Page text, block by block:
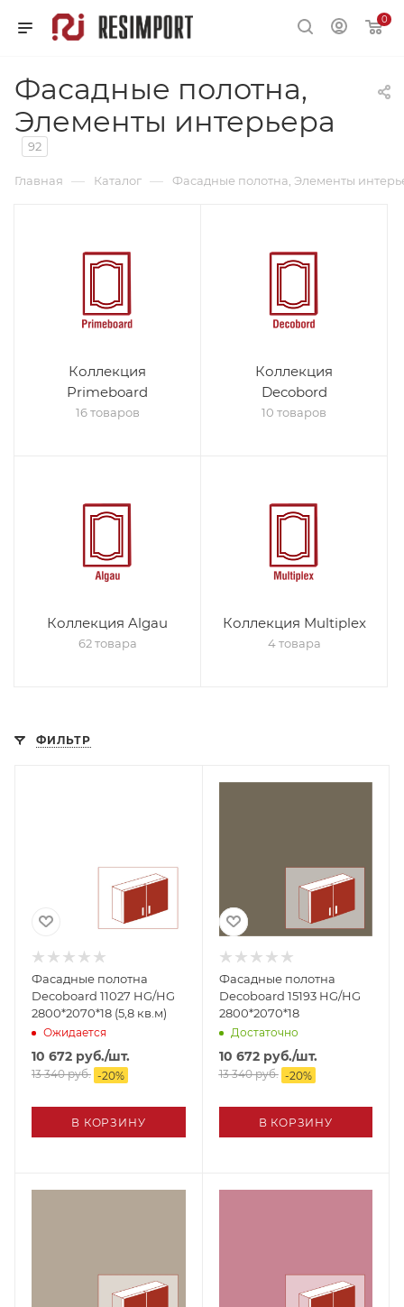
0
Фасадные полотна,
Элементы интерьера
92
Главная — Каталог — Фасадные полотна, Элементы
Коллекция
Primeboard
16 товаров
Коллекция
Decobord
10 товаров
Коллекция Algau
62 товара
Коллекция Multiplex
4 товара
ФИЛЬТР
Фасадные полотна
Decoboard 11027 HG/HG
2800*2070*18 (5,8 кв.м)
Ожидается
10 672 руб./шт.
13 340руб. -20%
В КОРЗИНУ
Фасадные полотна
Decoboard 15193 HG/HG
2800*2070*18
Достаточно
10 672руб./шт.
13 340руб. -20%
В КОРЗИНУ